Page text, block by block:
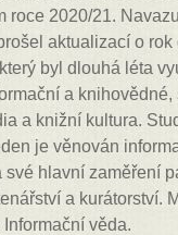
roce 2020/21.
aktualizací o
byl dlouhá léta
a
a knižní kultura.
je věnován
hlavní zaměření
a kurátorství.
věda.